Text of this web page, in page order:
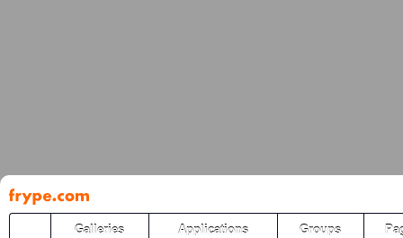
Pāriet
uz
saturu
Galleries Applications Groups